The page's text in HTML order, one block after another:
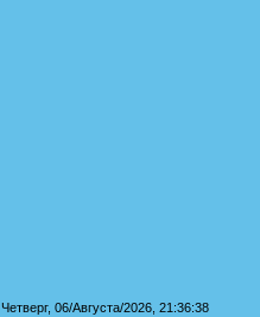
Четверг, 06/Августа/2026, 21:36:38